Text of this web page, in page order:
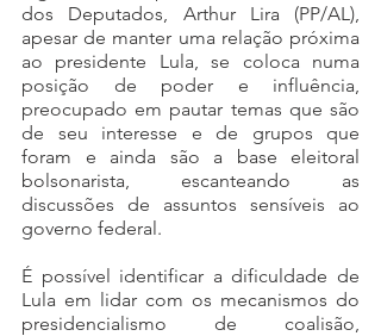
dos Deputados, Arthur Lira (PP/AL),
apesar de manter uma relação próxima
ao presidente Lula, se coloca numa
posição de poder e influência,
preocupado em pautar temas que são
de seu interesse e de grupos que
foram e ainda são a base eleitoral
bolsonarista, escanteando as
discussões de assuntos sensíveis ao
governo federal.
É possível identificar a dificuldade de
Lula em lidar com os mecanismos do
presidencialismo de coalisão,